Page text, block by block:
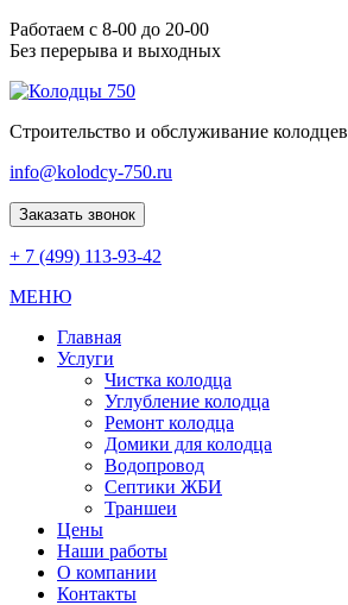
Работаем с 8-00 до 20-00
Без перерыва и выходных
Строительство и обслуживание колодцев
info@kolodcy-750.ru
Заказать звонок
+ 7 (499) 113-93-42
МЕНЮ
Главная
Услуги
Чистка колодца
Углубление колодца
Ремонт колодца
Домики для колодца
Водопровод
Септики ЖБИ
Траншеи
Цены
Наши работы
О компании
Контакты